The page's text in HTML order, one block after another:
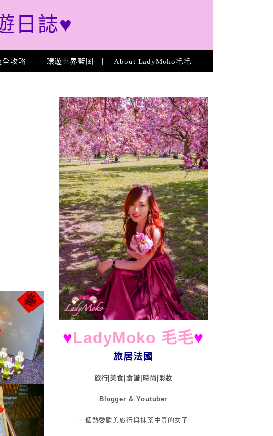
日誌♥
全攻略 環遊世界藍圖 About LadyMoko毛毛
About
♥LadyMoko 毛毛♥
旅居法國
旅行|美食|食譜|時尚|彩妝
Blogger & Youtuber
一個熱愛歐美旅行與抹茶中毒的女子